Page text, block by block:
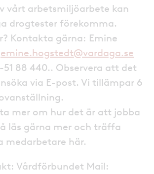
vårt arbetsmiljöarbete kan
drogtester förekomma.
Kontakta gärna: Emine
emine.hogstedt@vardaga.se
88 440.. Observera att det
via E-post. Vi tillämpar 6
mer om hur det är att jobba
läs gärna mer och träffa
medarbetare här.
Vårdförbundet Mail: